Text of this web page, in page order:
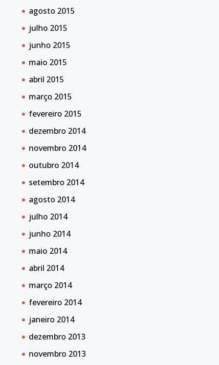
agosto 2015
julho 2015
junho 2015
maio 2015
abril 2015
março 2015
fevereiro 2015
dezembro 2014
novembro 2014
outubro 2014
setembro 2014
agosto 2014
julho 2014
junho 2014
maio 2014
abril 2014
março 2014
fevereiro 2014
janeiro 2014
dezembro 2013
novembro 2013